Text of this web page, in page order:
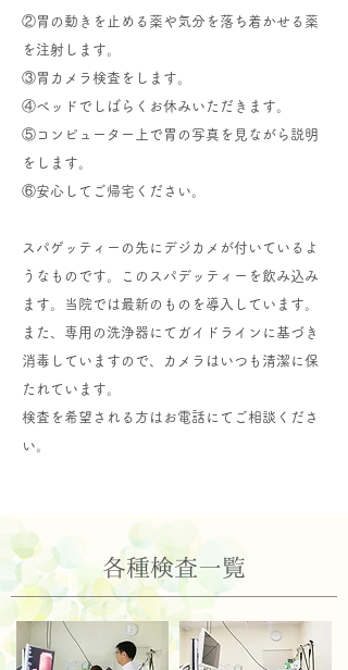
②胃の動きを止める薬や気分を落ち着かせる薬
を注射します。
③胃カメラ検査をします。
④ベッドでしばらくお休みいただきます。
⑤コンピューター上で胃の写真を見ながら説明
をします。
⑥安心してご帰宅ください。
スパゲッティーの先にデジカメが付いているよ
うなものです。このスパデッティーを飲み込み
ます。当院では最新のものを導入しています。
また、専用の洗浄器にてガイドラインに基づき
消毒していますので、カメラはいつも清潔に保
たれています。
検査を希望される方はお電話にてご相談くださ
い。
​各種検査一覧